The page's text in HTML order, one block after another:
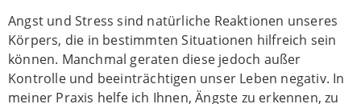
Angst und Stress sind natürliche Reaktionen unseres
Körpers, die in bestimmten Situationen hilfreich sein
können. Manchmal geraten diese jedoch außer
Kontrolle und beeinträchtigen unser Leben negativ. In
meiner Praxis helfe ich Ihnen, Ängste zu erkennen, zu